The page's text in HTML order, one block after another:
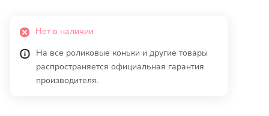
Нет в наличии
На все роликовые коньки и другие товары
распространяется официальная гарантия
производителя.